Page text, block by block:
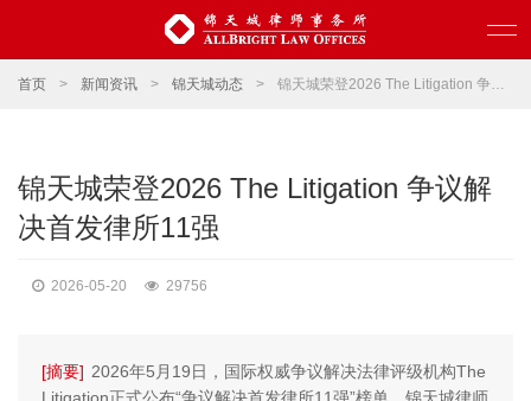
首页 > 新闻资讯 > 锦天城动态 > 锦天城荣登2026 The Litigation 争议解决首发律所11强
锦天城荣登2026 The Litigation 争议解
决首发律所11强
2026-05-20 29756
[摘要] 2026年5月19日，国际权威争议解决法律评级机构The